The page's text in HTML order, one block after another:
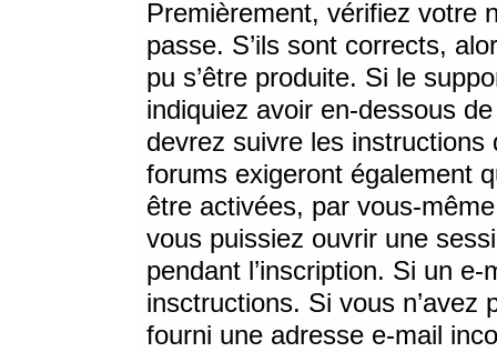
Premièrement, vérifiez votre
passe. S’ils sont corrects,
pu s’être produite. Si le
indiquiez avoir en-dessous
devrez suivre les
forums exigeront également
être activées, par vous-
vous puissiez ouvrir une
pendant l’inscription. Si un
insctructions. Si vous n’avez
fourni une adresse e-mail